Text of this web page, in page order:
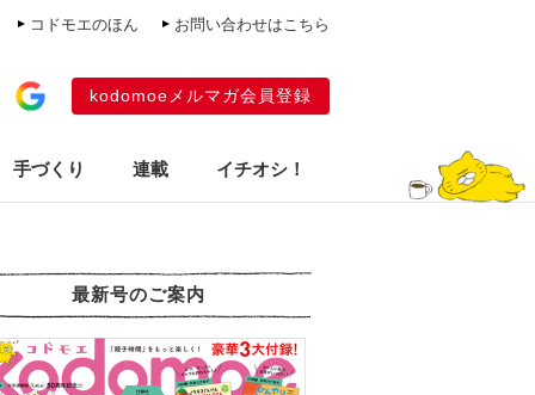
コドモエのほん お問い合わせはこちら
kodomoeメルマガ会員登録
手づくり 連載 イチオシ！
最新号のご案内